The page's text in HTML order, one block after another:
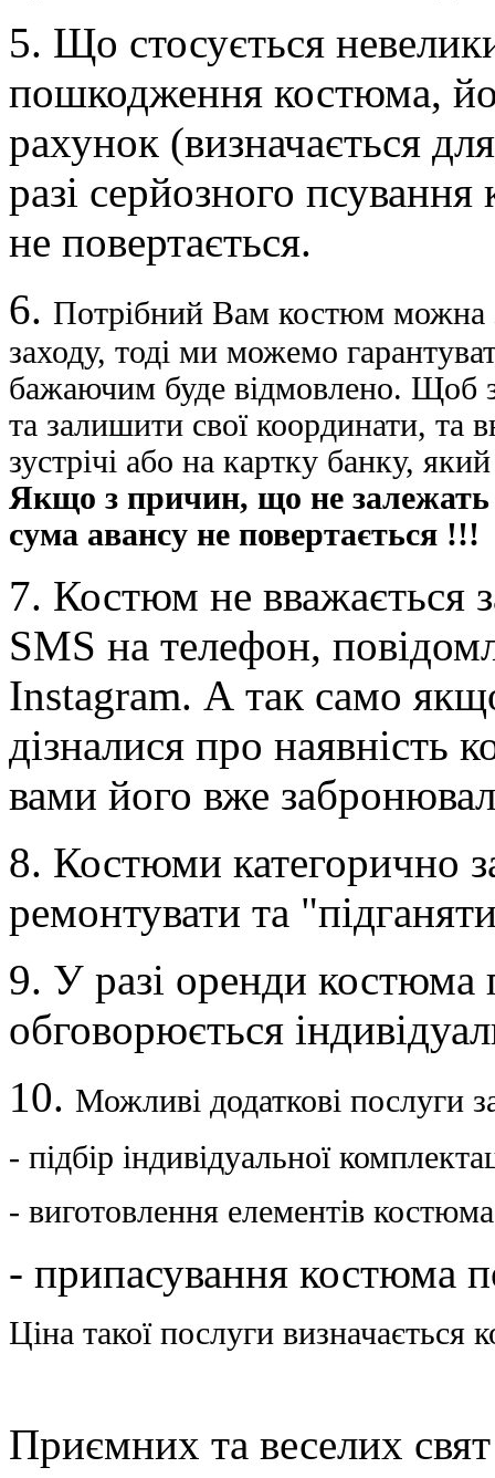
5. Що стосується
пошкодження костюма,
рахунок (визначається
разі серйозного
не повертається.
6. Потрібний Вам костюм можна
заходу, тоді ми можемо
бажаючим буде відмовлено. Щоб
та залишити свої координати, та
зустрічі або на картку банку,
Якщо з причин, що не залежать
сума авансу не повертається !!!
7. Костюм не вважається
SMS на телефон,
Instagram. А так само
дізналися про наявність
вами його вже
8. Костюми категорично
ремонтувати та
9. У разі оренди костюма
обговорюється
10. Можливі додаткові послуги
- підбір індивідуальної
- виготовлення елементів
- припасування костюма
Ціна такої послуги визначається
Приємних та веселих